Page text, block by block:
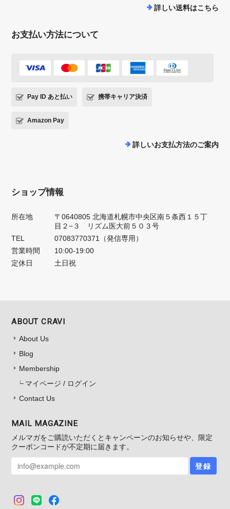
詳しい送料はこちら
お支払い方法について
Pay ID あと払い 携帯キャリア決済
Amazon Pay
詳しいお支払方法のご案内
ショップ情報
所在地
〒0640805 北海道札幌市中央区南５条西１５丁
目２−３ リズム医大前５０３号
TEL
07083770371（発信専用）
営業時間
10:00-19:00
定休日
土日祝
ABOUT CRAVI
About Us
Blog
Membership
マイページ / ログイン
Contact Us
MAIL MAGAZINE
メルマガをご購読いただくとキャンペーンのお知らせや、限定
クーポンコードが不定期に届きます。
登録